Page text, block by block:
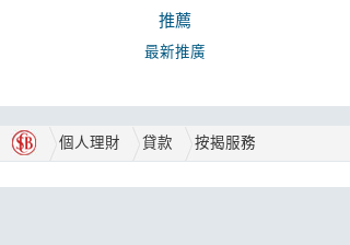
推薦
最新推廣
個人理財 貸款 按揭服務